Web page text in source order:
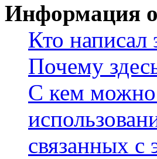
Информация
Кто
Почему
С кем можно
связанных с